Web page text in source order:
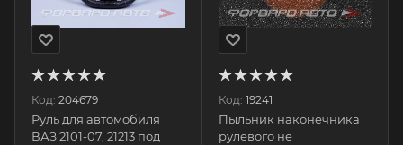
Код: 204679
Руль для автомобиля
ВАЗ 2101-07, 21213 под
Код: 19241
Пыльник наконечника
рулевого не